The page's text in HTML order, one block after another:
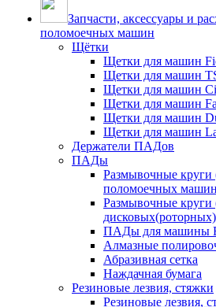
Запчасти, аксессуары и
поломоечных машин
Щётки
Щетки для машин
Щетки для машин
Щетки для машин
Щетки для машин
Щетки для машин
Щетки для машин
Держатели ПАДов
ПАДы
Размывочные круги
поломоечных машин
Размывочные круги
ПАДы для машины
Алмазные
Абразивная сетка
Наждачная бумага
Резиновые лезвия, стяжки
Резиновые лезвия,